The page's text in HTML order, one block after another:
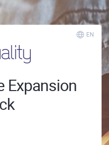
EN
Expansion